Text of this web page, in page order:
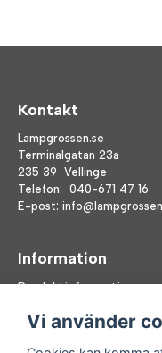
Kontakt
Lampgrossen.se
Terminalgatan 23a
235 39 Vellinge
Telefon: 040-671 47 16
E-post:
Information
Produktinformation
FAQ
Vi använder